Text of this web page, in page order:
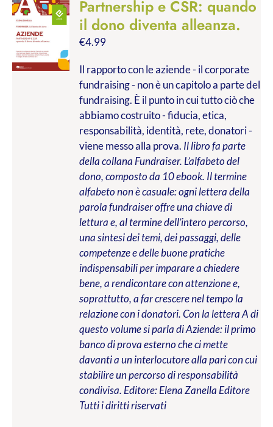
Partnership e CSR: quando
il dono diventa alleanza.
€4.99
Il rapporto con le aziende - il corporate
fundraising - non è un capitolo a parte del
fundraising. È il punto in cui tutto ciò che
abbiamo costruito - fiducia, etica,
responsabilità, identità, rete, donatori -
viene messo alla prova. Il libro fa parte
della collana Fundraiser. L’alfabeto del
dono, composto da 10 ebook. Il termine
alfabeto non è casuale: ogni lettera della
parola fundraiser offre una chiave di
lettura e, al termine dell’intero percorso,
una sintesi dei temi, dei passaggi, delle
competenze e delle buone pratiche
indispensabili per imparare a chiedere
bene, a rendicontare con attenzione e,
soprattutto, a far crescere nel tempo la
relazione con i donatori. Con la lettera A di
questo volume si parla di Aziende: il primo
banco di prova esterno che ci mette
davanti a un interlocutore alla pari con cui
stabilire un percorso di responsabilità
condivisa. Editore: Elena Zanella Editore
Tutti i diritti riservati